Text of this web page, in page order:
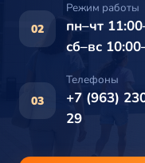
02
Режим работы
пн–чт
сб–вс
03
Телефоны
+7 (963)
29